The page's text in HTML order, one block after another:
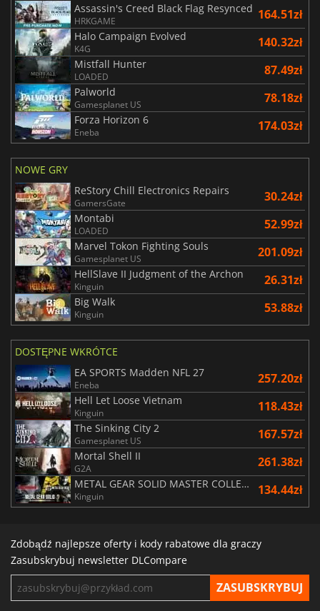
Assassin's Creed Black Flag Resynced
HRKGAME 164.51zł
Halo Campaign Evolved
K4G 140.32zł
Mistfall Hunter
LOADED 87.49zł
Palworld
Gamesplanet US 78.18zł
Forza Horizon 6
Eneba 174.03zł
NOWE GRY
ReStory Chill Electronics Repairs
GamersGate 30.24zł
Montabi
LOADED 52.99zł
Marvel Tokon Fighting Souls
Gamesplanet US 201.09zł
HellSlave II Judgment of the Archon
Kinguin 26.31zł
Big Walk
Kinguin 53.88zł
DOSTĘPNE WKRÓTCE
EA SPORTS Madden NFL 27
Eneba 257.20zł
Hell Let Loose Vietnam
Kinguin 118.43zł
The Sinking City 2
Gamesplanet US 167.57zł
Mortal Shell II
G2A 261.38zł
METAL GEAR SOLID MASTER COLLECTION Vol.2
Kinguin 134.44zł
Zdobądź najlepsze oferty i kody rabatowe dla graczy
Zasubskrybuj newsletter DLCompare